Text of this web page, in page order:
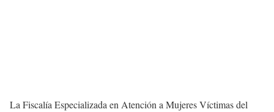
La Fiscalía Especializada en Atención a Mujeres Víctimas del